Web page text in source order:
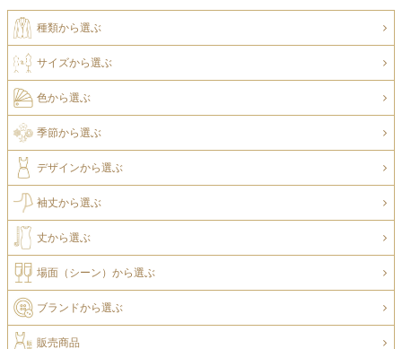
種類から選ぶ
サイズから選ぶ
色から選ぶ
季節から選ぶ
デザインから選ぶ
袖丈から選ぶ
丈から選ぶ
場面（シーン）から選ぶ
ブランドから選ぶ
販売商品